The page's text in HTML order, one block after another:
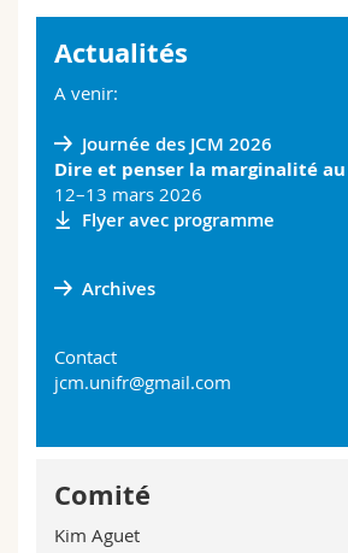
Actualités
A venir:
Journée des JCM 2026
Dire et penser la marginalité au
12–13 mars 2026
Flyer avec programme
Archives
Contact
jcm.unifr@gmail.com
Comité
Kim Aguet